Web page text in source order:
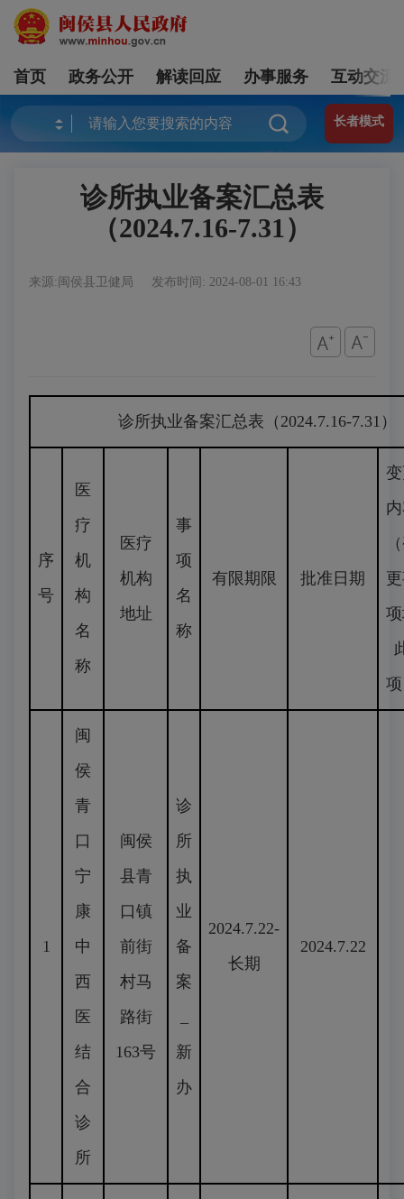
首页 政务公开 解读回应 办事服务 互动交流
长者模式
诊所执业备案汇总表
（2024.7.16-7.31）
来源:闽侯县卫健局 发布时间: 2024-08-01 16:43
诊所执业备案汇总表（2024.7.16-7.31）
序
号
医
疗
机
构
名
称
医疗
机构
地址
事
项
名
称
有限期限 批准日期
1
闽
侯
青
口
宁
康
中
西
医
结
合
诊
所
闽侯
县青
口镇
前街
村马
路街
163号
诊
所
执
业
备
案
新
办
2024.7.22-
长期
2024.7.22